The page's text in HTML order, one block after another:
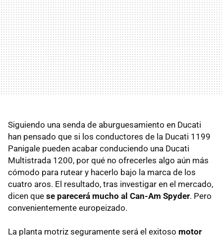
Siguiendo una senda de aburguesamiento en Ducati
han pensado que si los conductores de la Ducati 1199
Panigale pueden acabar conduciendo una Ducati
Multistrada 1200, por qué no ofrecerles algo aún más
cómodo para rutear y hacerlo bajo la marca de los
cuatro aros. El resultado, tras investigar en el mercado,
dicen que se parecerá mucho al Can-Am Spyder. Pero
convenientemente europeizado.
La planta motriz seguramente será el exitoso motor